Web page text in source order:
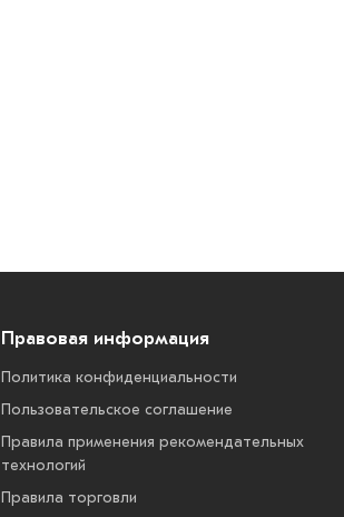
Правовая информация
Политика конфиденциальности
Пользовательское соглашение
Правила применения рекомендательных
технологий
Правила торговли